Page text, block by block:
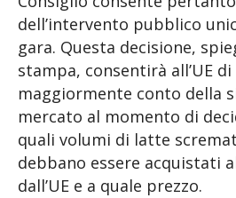
dell’intervento pubblico
gara. Questa decisione,
stampa, consentirà all’UE
maggiormente conto della
mercato al momento di
quali volumi di latte
debbano essere acquistati
dall’UE e a quale prezzo.